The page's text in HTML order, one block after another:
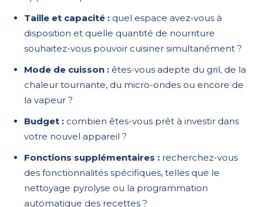
Taille et capacité : quel espace avez-vous à
disposition et quelle quantité de nourriture
souhaitez-vous pouvoir cuisiner simultanément ?
Mode de cuisson : êtes-vous adepte du gril, de la
chaleur tournante, du micro-ondes ou encore de
la vapeur ?
Budget : combien êtes-vous prêt à investir dans
votre nouvel appareil ?
Fonctions supplémentaires : recherchez-vous
des fonctionnalités spécifiques, telles que le
nettoyage pyrolyse ou la programmation
automatique des recettes ?